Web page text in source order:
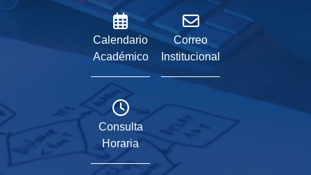
Calendario
Académico
Correo
Institucional
Consulta
Horaria